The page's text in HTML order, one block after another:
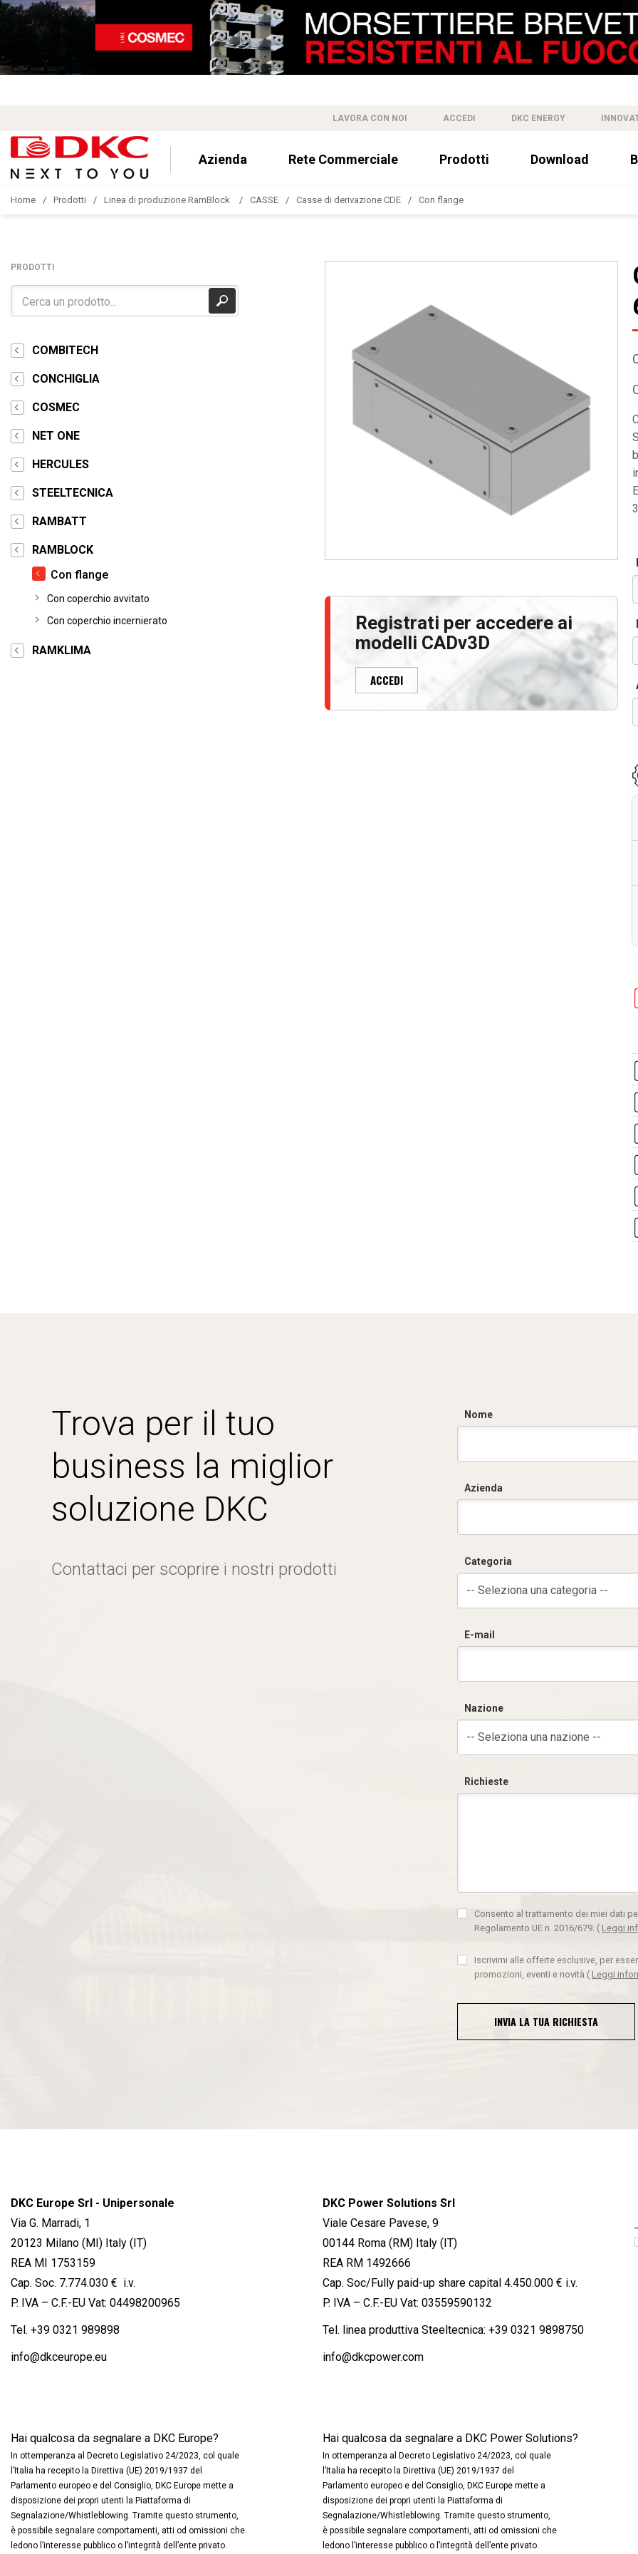
LAVORA CON NOI ACCEDI DKC ENERGY
Azienda Rete Commerciale Prodotti Download
Home Prodotti Linea di produzione RamBlock CASSE Casse di derivazione CDE Con flange
PRODOTTI
COMBITECH
CONCHIGLIA
COSMEC
NET ONE
HERCULES
STEELTECNICA
RAMBATT
RAMBLOCK
Con flange
Con coperchio avvitato
Con coperchio incernierato
RAMKLIMA
Registrati per accedere ai
modelli CADv3D
ACCEDI
Trova per il tuo
business la miglior
soluzione DKC
Contattaci per scoprire i nostri prodotti
Nome
Azienda
Categoria
-- Seleziona una categoria --
E-mail
Nazione
-- Seleziona una nazione --
Richieste
Consento al trattamento dei miei dati
Regolamento UE n. 2016/679. ( Leggi
Iscrivimi alle offerte esclusive, per
promozioni, eventi e novità ( Leggi
INVIA LA TUA RICHIESTA
DKC Europe Srl - Unipersonale
Via G. Marradi, 1
20123 Milano (MI) Italy (IT)
REA MI 1753159
Cap. Soc. 7.774.030 € i.v.
P. IVA – C.F.-EU Vat: 04498200965
Tel. +39 0321 989898
info@dkceurope.eu
Hai qualcosa da segnalare a DKC Europe?
In ottemperanza al Decreto Legislativo 24/2023, col quale
l’Italia ha recepito la Direttiva (UE) 2019/1937 del
Parlamento europeo e del Consiglio, DKC Europe mette a
disposizione dei propri utenti la Piattaforma di
Segnalazione/Whistleblowing. Tramite questo strumento,
è possibile segnalare comportamenti, atti od omissioni che
ledono l’interesse pubblico o l’integrità dell’ente privato.
DKC Power Solutions Srl
Viale Cesare Pavese, 9
00144 Roma (RM) Italy (IT)
REA RM 1492666
Cap. Soc/Fully paid-up share capital 4.450.000 € i.v.
P. IVA – C.F.-EU Vat: 03559590132
Tel. linea produttiva Steeltecnica: +39 0321 9898750
info@dkcpower.com
Hai qualcosa da segnalare a DKC Power Solutions?
In ottemperanza al Decreto Legislativo 24/2023, col quale
l’Italia ha recepito la Direttiva (UE) 2019/1937 del
Parlamento europeo e del Consiglio, DKC Europe mette a
disposizione dei propri utenti la Piattaforma di
Segnalazione/Whistleblowing. Tramite questo strumento,
è possibile segnalare comportamenti, atti od omissioni che
ledono l’interesse pubblico o l’integrità dell’ente privato.